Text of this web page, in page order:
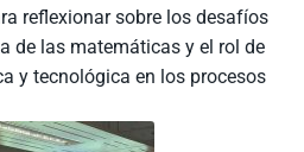
reflexionar sobre los desafíos
de las matemáticas y el rol de
y tecnológica en los procesos